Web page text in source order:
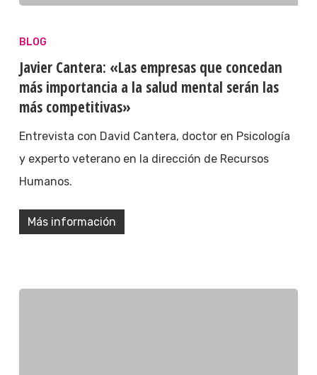
BLOG
Javier Cantera: «Las empresas que concedan
más importancia a la salud mental serán las
más competitivas»
Entrevista con David Cantera, doctor en Psicología
y experto veterano en la dirección de Recursos
Humanos.
Más información